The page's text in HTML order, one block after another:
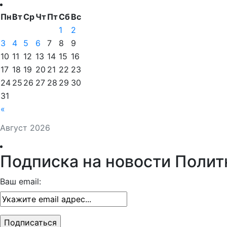
Август 2026
ПнВтСрЧтПтСбВс
«
1
2
3
4 5 6 7 8
9
10 11 12 13 14 15 16
17 18 19 20 21 22 23
24 25 26 27 28 29 30
31
Подписка на новости
Ваш email: